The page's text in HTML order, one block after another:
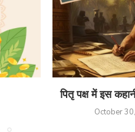
पितृ पक्ष में इस
October